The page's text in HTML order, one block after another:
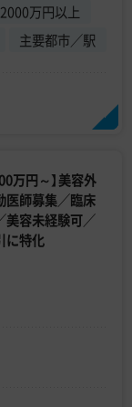
万円以上
主要都市／駅
万円～】美容外
医師募集／臨床
美容未経験可／
に特化